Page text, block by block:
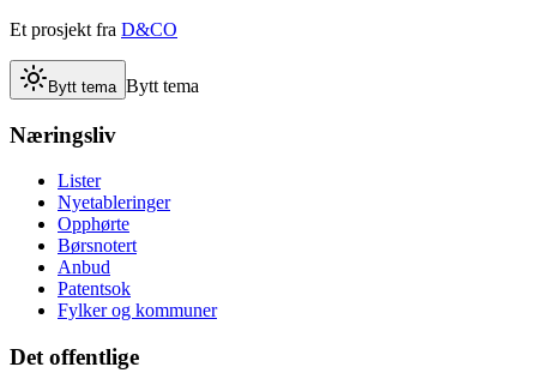
Et prosjekt fra D&CO
Bytt tema Bytt tema
Næringsliv
Lister
Nyetableringer
Opphørte
Børsnotert
Anbud
Patentsok
Fylker og kommuner
Det offentlige